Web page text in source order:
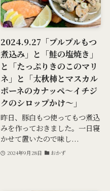
2024.9.27「プルプルもつ
煮込み」と「鮭の塩焼き」
と「たっぷりきのこのマリ
ネ」と「太秋柿とマスカル
ポーネのカナッペ～イチジ
クのシロップかけ～」
昨日、豚白もつ使ってもつ煮込
みを作っておきました。一日寝
かせて置いたので味し...
2024年9月28日 おかず